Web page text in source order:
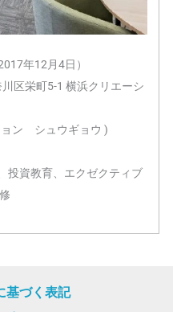
年12月4日）
区栄町5-1 横浜クリエーシ
ン シュウギョウ )
投資教育、エクゼクティブ
基づく表記